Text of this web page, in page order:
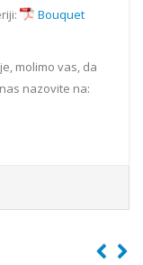
Bouquet
molimo vas, da
nazovite na: